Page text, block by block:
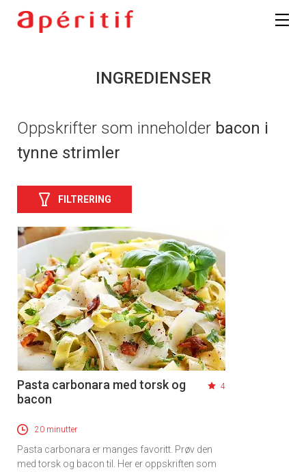
INGREDIENSER
Oppskrifter som inneholder bacon i
tynne strimler
FILTRERING
Pasta carbonara med torsk og
bacon
4
20 minutter
Pasta carbonara er manges favoritt. Prøv den
med torsk og bacon til. Her er oppskriften som